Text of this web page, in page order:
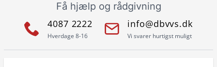
Få hjælp og rådgivning
4087 2222
Hverdage 8-16
info@dbvvs.dk
Vi svarer hurtigst muligt